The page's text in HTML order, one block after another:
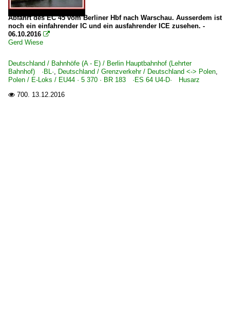
Abfahrt des EC 45 vom Berliner Hbf nach Warschau. Ausserdem ist
noch ein einfahrender IC und ein ausfahrender ICE zusehen. -
06.10.2016 
Gerd Wiese
Deutschland / Bahnhöfe (A - E) / Berlin Hauptbahnhof (Lehrter
Bahnhof) ·BL·, Deutschland / Grenzverkehr / Deutschland <-> Polen,
Polen / E-Loks / EU44 · 5 370 · BR 183 ·ES 64 U4-D· Husarz
 700. 13.12.2016